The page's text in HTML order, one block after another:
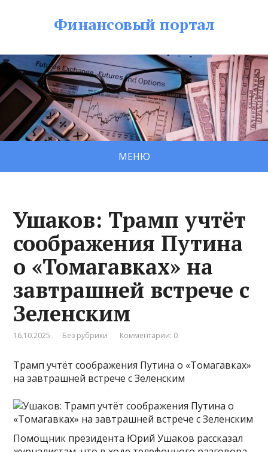
Финансовый портал
МЕНЮ
Ушаков: Трамп учтёт
соображения Путина
о «Томагавках» на
завтрашней встрече с
Зеленским
16.10.2025 Без рубрики Комментарии: 0
Трамп учтёт соображения Путина о «Томагавках»
на завтрашней встрече с Зеленским
Помощник президента Юрий Ушаков рассказал